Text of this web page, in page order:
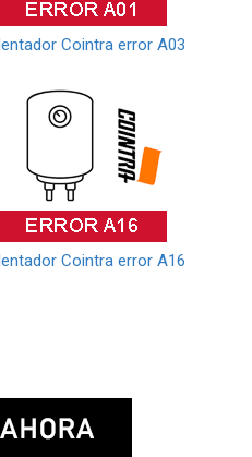
Cointra error A03
Cointra error A16